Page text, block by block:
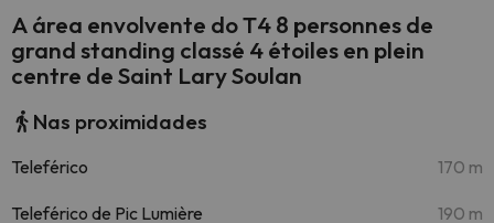
A área envolvente do T4 8 personnes de
grand standing classé 4 étoiles en plein
centre de Saint Lary Soulan
Nas proximidades
Teleférico 170 m
Teleférico de Pic Lumière 190 m